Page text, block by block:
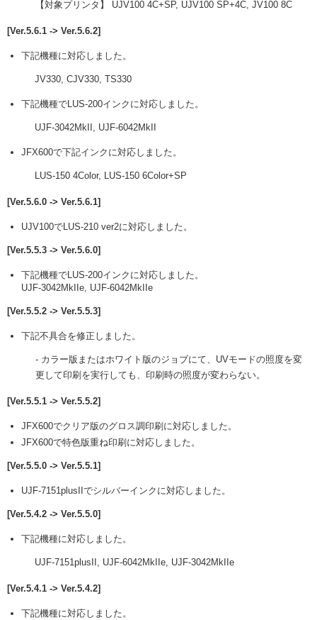
【対象プリンタ】 UJV100 4C+SP, UJV100 SP+4C, JV100 8C
[Ver.5.6.1 -> Ver.5.6.2]
下記機種に対応しました。
JV330, CJV330, TS330
下記機種でLUS-200インクに対応しました。
UJF-3042MkII, UJF-6042MkII
JFX600で下記インクに対応しました。
LUS-150 4Color, LUS-150 6Color+SP
[Ver.5.6.0 -> Ver.5.6.1]
UJV100でLUS-210 ver2に対応しました。
[Ver.5.5.3 -> Ver.5.6.0]
下記機種でLUS-200インクに対応しました。
UJF-3042MkIIe, UJF-6042MkIIe
[Ver.5.5.2 -> Ver.5.5.3]
下記不具合を修正しました。
- カラー版またはホワイト版のジョブにて、UVモードの照度を変
更して印刷を実行しても、印刷時の照度が変わらない。
[Ver.5.5.1 -> Ver.5.5.2]
JFX600でクリア版のグロス調印刷に対応しました。
JFX600で特色版重ね印刷に対応しました。
[Ver.5.5.0 -> Ver.5.5.1]
UJF-7151plusIIでシルバーインクに対応しました。
[Ver.5.4.2 -> Ver.5.5.0]
下記機種に対応しました。
UJF-7151plusII, UJF-6042MkIIe, UJF-3042MkIIe
[Ver.5.4.1 -> Ver.5.4.2]
下記機種に対応しました。